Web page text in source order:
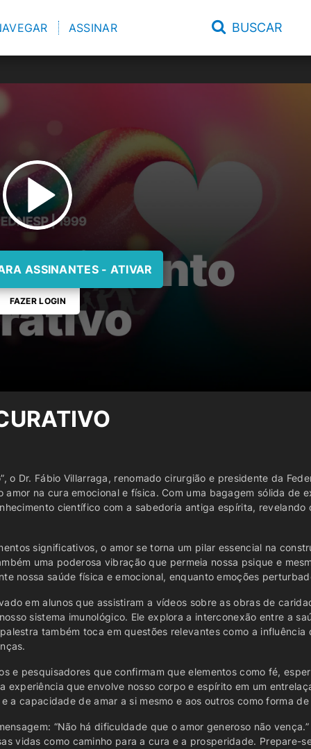
ASSINAR BUSCAR
ASSINANTES - ATIVAR
FAZER LOGIN
o Dr. Fábio Villarraga, renomado cirurgião e presidente da
na cura emocional e física. Com uma bagagem sólida de
científico com a sabedoria antiga espírita,
significativos, o amor se torna um pilar essencial na
uma poderosa vibração que permeia nossa psique e
nossa saúde física e emocional, enquanto emoções
em alunos que assistiram a vídeos sobre as obras de
sistema imunológico. Ele explora a interconexão entre a
também toca em questões relevantes como a
e pesquisadores que confirmam que elementos como fé,
experiência que envolve nosso corpo e espírito em um
a capacidade de amar a si mesmo e aos outros como forma
“Não há dificuldade que o amor generoso não
vidas como caminho para a cura e a prosperidade. Prepare-